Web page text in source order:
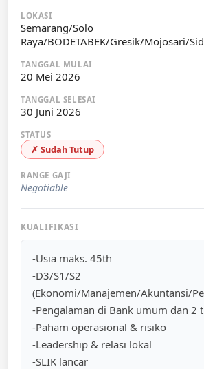
LOKASI
Semarang/Solo
Raya/BODETABEK/Gresik/Mojosari/
TANGGAL MULAI
20 Mei 2026
TANGGAL SELESAI
30 Juni 2026
STATUS
✗ Sudah Tutup
RANGE GAJI
Negotiable
KUALIFIKASI
-Usia maks. 45th
-D3/S1/S2
(Ekonomi/Manajemen/Akuntansi/
-Pengalaman di Bank umum dan 2
-Paham operasional & risiko
-Leadership & relasi lokal
-SLIK lancar